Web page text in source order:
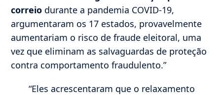
correio durante a pandemia COVID-19,
argumentaram os 17 estados, provavelmente
aumentariam o risco de fraude eleitoral, uma
vez que eliminam as salvaguardas de proteção
contra comportamento fraudulento.”
“Eles acrescentaram que o relaxamento